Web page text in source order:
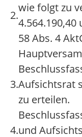
2.
wie folgt zu
4.564.190,40
58 Abs. 4
3.Aufsichtsrat
zu erteilen.
4.und